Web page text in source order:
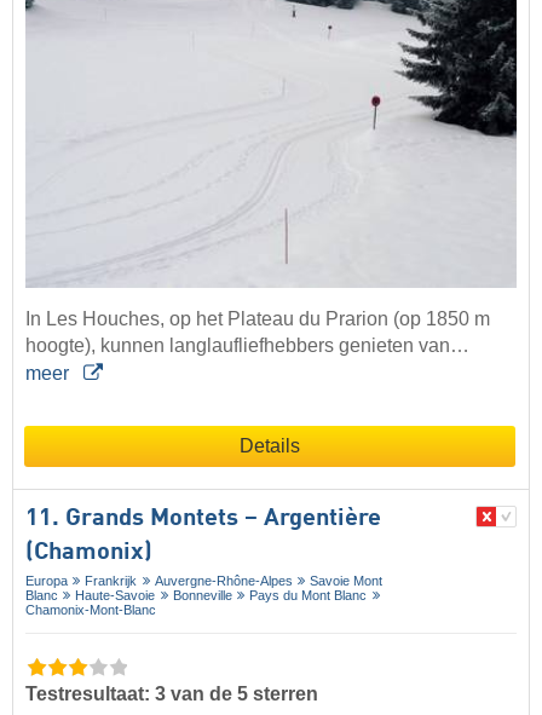
In Les Houches, op het Plateau du Prarion (op 1850 m
hoogte), kunnen langlaufliefhebbers genieten van…
meer
Details
11. Grands Montets – Argentière
(Chamonix)
Europa Frankrijk Auvergne-Rhône-Alpes
Savoie Mont
Blanc
Haute-Savoie Bonneville
Pays du Mont Blanc
Chamonix-Mont-Blanc
Testresultaat: 3 van de 5 sterren